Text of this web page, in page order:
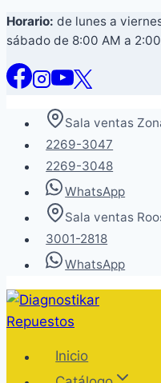
Saltar
al
contenido
Horario: de lunes a
sábado de 8:00 AM a
Sala ventas
2269-3047
2269-3048
WhatsApp
Sala ventas
3001-2818
WhatsApp
Inicio